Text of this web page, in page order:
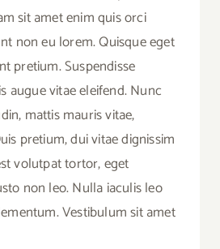
sit amet enim quis orci
non eu lorem. Quisque eget
pretium. Suspendisse
augue vitae eleifend. Nunc
mattis mauris vitae,
pretium, dui vitae dignissim
volutpat tortor, eget
non leo. Nulla iaculis leo
Vestibulum sit amet